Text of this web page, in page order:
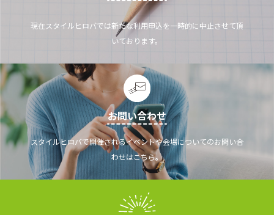
現在スタイルヒロバでは新たな利用申込を一時的に中止させて頂
いております。
お問い合わせ
スタイルヒロバで開催されるイベントや会場についてのお問い合
わせはこちら。